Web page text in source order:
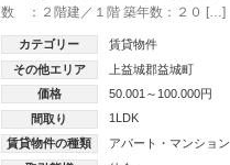
数 ：２階建／１階 築年数：２０ […]
カテゴリー
賃貸物件
その他エリア
上益城郡益城町
価格
50.001～100.000円
間取り
1LDK
賃貸物件の種類
アパート・マンション